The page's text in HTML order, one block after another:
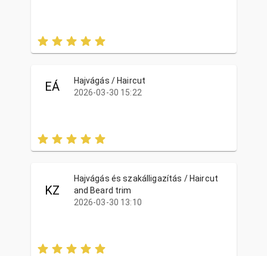
EÁ
Hajvágás / Haircut
2026-03-30 15:22
KZ
Hajvágás és szakálligazítás / Haircut
and Beard trim
2026-03-30 13:10